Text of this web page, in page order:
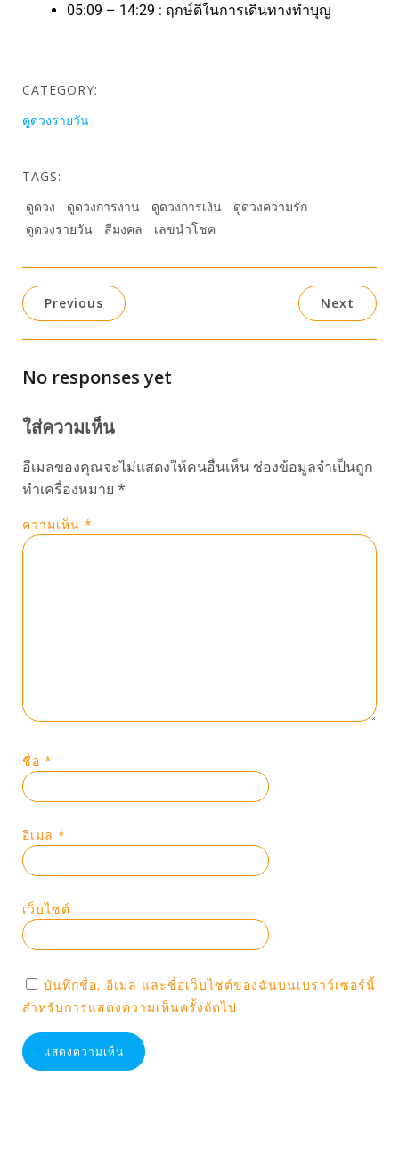
05:09 – 14:29 : ฤกษ์ดีในการเดินทางทำบุญ
CATEGORY:
ดูดวงรายวัน
TAGS:
ดูดวง
ดูดวงการงาน ดูดวงการเงิน
ดูดวงความรัก
ดูดวงรายวัน
สีมงคล เลขนำโชค
Previous Next
No responses yet
ใส่ความเห็น
อีเมลของคุณจะไม่แสดงให้คนอื่นเห็น ช่องข้อมูลจำเป็นถูก
ทำเครื่องหมาย *
ความเห็น *
ชื่อ *
อีเมล *
เว็บไซต์
บันทึกชื่อ, อีเมล และชื่อเว็บไซต์ของฉันบนเบราว์เซอร์นี้
สำหรับการแสดงความเห็นครั้งถัดไป